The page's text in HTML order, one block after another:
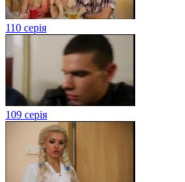
110 серія
109 серія